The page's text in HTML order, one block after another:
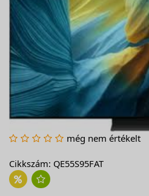
még nem értékelt
Cikkszám: QE55S95FAT